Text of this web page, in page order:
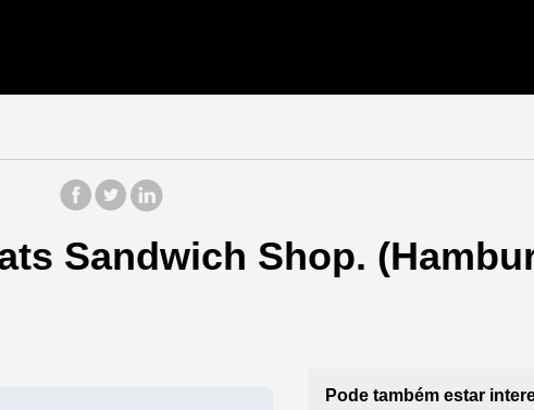
Sandwich Shop.
Pode também estar